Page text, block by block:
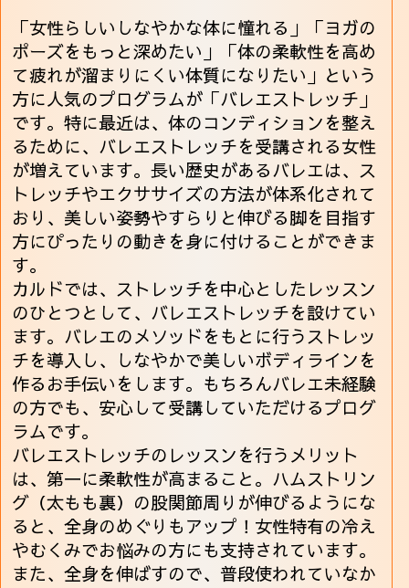
「女性らしいしなやかな体に憧れる」「ヨガの
ポーズをもっと深めたい」「体の柔軟性を高め
て疲れが溜まりにくい体質になりたい」という
方に人気のプログラムが「バレエストレッチ」
です。特に最近は、体のコンディションを整え
るために、バレエストレッチを受講される女性
が増えています。長い歴史があるバレエは、ス
トレッチやエクササイズの方法が体系化されて
おり、美しい姿勢やすらりと伸びる脚を目指す
方にぴったりの動きを身に付けることができま
す。
カルドでは、ストレッチを中心としたレッスン
のひとつとして、バレエストレッチを設けてい
ます。バレエのメソッドをもとに行うストレッ
チを導入し、しなやかで美しいボディラインを
作るお手伝いをします。もちろんバレエ未経験
の方でも、安心して受講していただけるプログ
ラムです。
バレエストレッチのレッスンを行うメリット
は、第一に柔軟性が高まること。ハムストリン
グ（太もも裏）の股関節周りが伸びるようにな
ると、全身のめぐりもアップ！女性特有の冷え
やむくみでお悩みの方にも支持されています。
また、全身を伸ばすので、普段使われていなか